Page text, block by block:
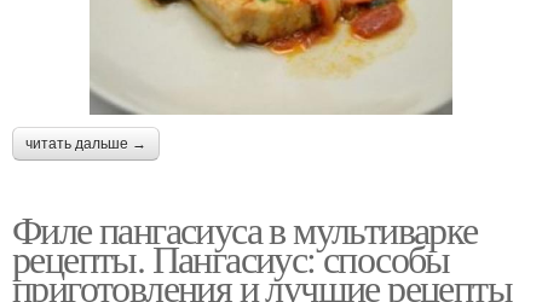
читать дальше →
Филе пангасиуса в мультиварке
рецепты. Пангасиус: способы
приготовления и лучшие рецепты